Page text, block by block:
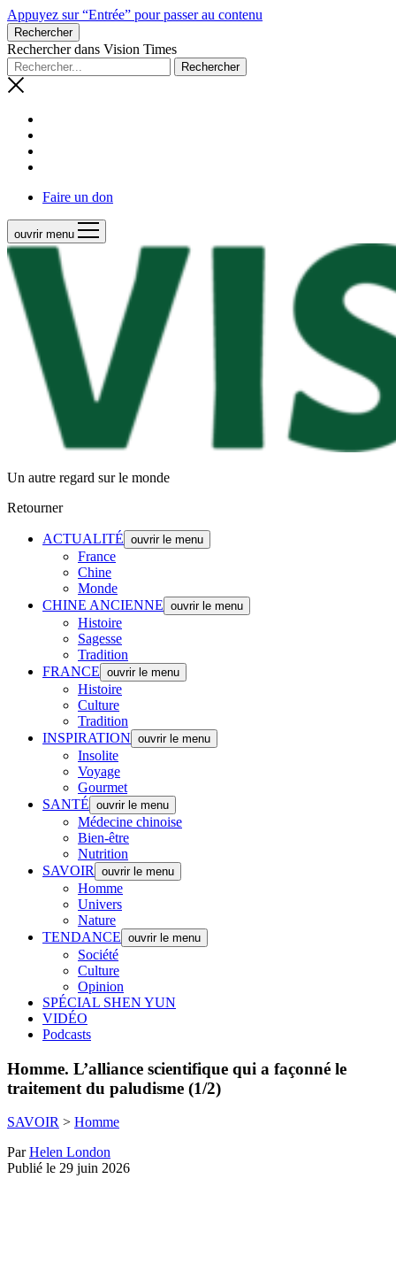
Appuyez sur “Entrée” pour passer au contenu
Rechercher
Rechercher dans Vision Times
Faire un don
ouvrir menu
Un autre regard sur le monde
Retourner
ACTUALITÉ ouvrir le menu
France
Chine
Monde
CHINE ANCIENNE ouvrir le menu
Histoire
Sagesse
Tradition
FRANCE ouvrir le menu
Histoire
Culture
Tradition
INSPIRATION ouvrir le menu
Insolite
Voyage
Gourmet
SANTÉ ouvrir le menu
Médecine chinoise
Bien-être
Nutrition
SAVOIR
ouvrir le menu
Homme
Univers
Nature
TENDANCE ouvrir le menu
Société
Culture
Opinion
SPÉCIAL SHEN YUN
VIDÉO
Podcasts
Homme. L’alliance scientifique qui a façonné le
traitement du paludisme (1/2)
SAVOIR > Homme
ParHelen London
Publié le 29 juin 2026